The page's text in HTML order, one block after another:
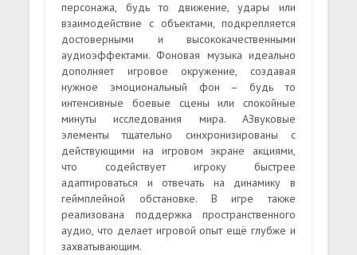
персонажа, будь то движение, удары или
взаимодействие с объектами, подкрепляется
достоверными и высококачественными
аудиоэффектами. Фоновая музыка идеально
дополняет игровое окружение, создавая
нужное эмоциональный фон – будь то
интенсивные боевые сцены или спокойные
минуты исследования мира. АЗвуковые
элементы тщательно синхронизированы с
действующими на игровом экране акциями,
что содействует игроку быстрее
адаптироваться и отвечать на динамику в
геймплейной обстановке. В игре также
реализована поддержка пространственного
аудио, что делает игровой опыт ещё глубже и
захватывающим.